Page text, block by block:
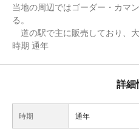
当地の周辺ではゴーダー・カマ
る。
道の駅で主に販売しており、
時期 通年
詳細
時期 通年